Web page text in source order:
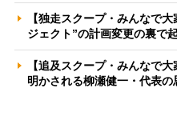
【独走スクープ・みんなで
ジェクト”の計画変更の裏で
【追及スクープ・みんなで
明かされる柳瀬健一・代表